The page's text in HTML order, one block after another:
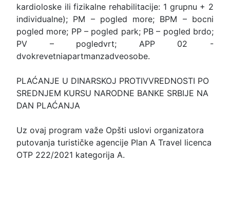
kardioloske ili fizikalne rehabilitacije: 1 grupnu + 2
individualne); PM – pogled more; BPM – bocni
pogled more; PP – pogled park; PB – pogled brdo;
PV – pogledvrt; APP 02 -
dvokrevetniapartmanzadveosobe.
PLAĆANJE U DINARSKOJ PROTIVVREDNOSTI PO
SREDNJEM KURSU NARODNE BANKE SRBIJE NA
DAN PLAĆANJA
Uz ovaj program važe Opšti uslovi organizatora
putovanja turističke agencije Plan A Travel licenca
OTP 222/2021 kategorija A.